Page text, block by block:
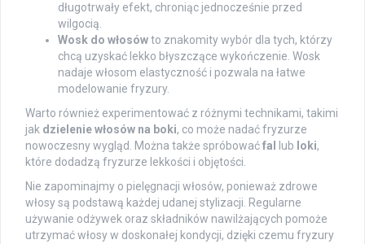
długotrwały efekt, chroniąc jednocześnie przed
wilgocią.
Wosk do włosówto znakomity wybór dla tych, którzy
chcą uzyskać lekko błyszczące wykończenie. Wosk
nadaje włosom elastyczność i pozwala na łatwe
modelowanie fryzury.
Warto również experimentować z różnymi technikami, takimi
jak dzielenie włosów na boki, co może nadać fryzurze
nowoczesny wygląd. Można także spróbowaćfal lub loki,
które dodadzą fryzurze lekkości i objętości.
Nie zapominajmy o pielęgnacji włosów, ponieważ zdrowe
włosy są podstawą każdej udanej stylizacji. Regularne
używanie odżywek oraz składników nawilżających pomoże
utrzymać włosy w doskonałej kondycji, dzięki czemu fryzury